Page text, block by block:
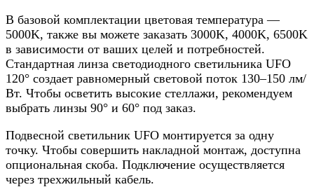
В базовой комплектации цветовая температура —
5000K, также вы можете заказать 3000K, 4000K, 6500K
в зависимости от ваших целей и потребностей.
Стандартная линза светодиодного светильника UFO
120° создает равномерный световой поток 130–150 лм/
Вт. Чтобы осветить высокие стеллажи, рекомендуем
выбрать линзы 90° и 60° под заказ.
Подвесной светильник UFO монтируется за одну
точку. Чтобы совершить накладной монтаж, доступна
опциональная скоба. Подключение осуществляется
через трехжильный кабель.